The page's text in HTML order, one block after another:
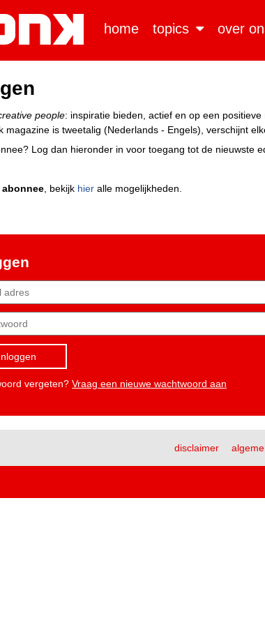
home topics over
people: inspiratie bieden, actief en op een
magazine is tweetalig (Nederlands - Engels), verschijnt
Log dan hieronder in voor toegang tot de nieuwste
abonnee , bekijk hier alle mogelijkheden.
vergeten? Vraag een nieuwe wachtwoord aan
disclaimer